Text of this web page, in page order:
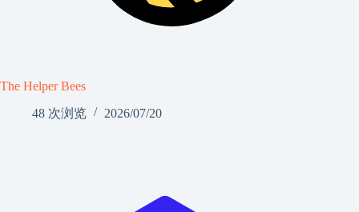
The Helper Bees
48 次浏览
2026/07/20